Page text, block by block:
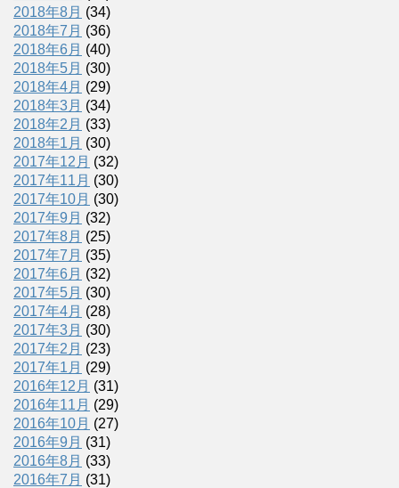
2018年8月 (34)
2018年7月 (36)
2018年6月 (40)
2018年5月 (30)
2018年4月 (29)
2018年3月 (34)
2018年2月 (33)
2018年1月 (30)
2017年12月 (32)
2017年11月 (30)
2017年10月 (30)
2017年9月 (32)
2017年8月 (25)
2017年7月 (35)
2017年6月 (32)
2017年5月 (30)
2017年4月 (28)
2017年3月 (30)
2017年2月 (23)
2017年1月 (29)
2016年12月 (31)
2016年11月 (29)
2016年10月 (27)
2016年9月 (31)
2016年8月 (33)
2016年7月 (31)